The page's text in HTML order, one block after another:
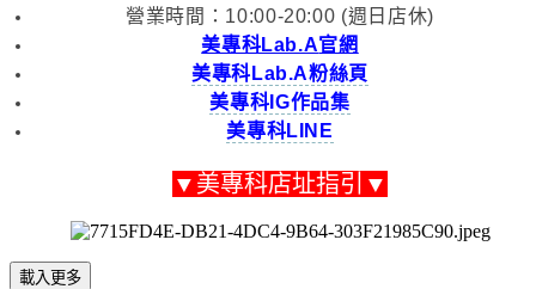
營業時間：10:00-20:00 (週日店休)
美專科Lab.A官網
美專科Lab.A粉絲頁
美專科IG作品集
美專科LINE
▼美專科店址指引▼
載入更多